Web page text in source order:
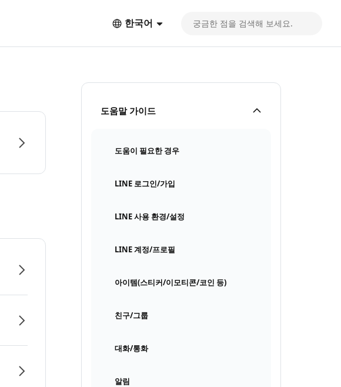
한국어
도움말 가이드
도움이 필요한 경우
LINE 로그인/가입
LINE 사용 환경/설정
LINE 계정/프로필
아이템(스티커/이모티콘/코인 등)
친구/그룹
대화/통화
알림